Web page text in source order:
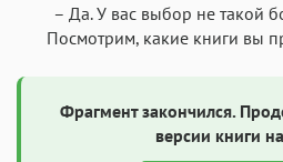
– Да. У вас выбор не такой
Посмотрим, какие книги вы
Фрагмент закончился.
версии книги